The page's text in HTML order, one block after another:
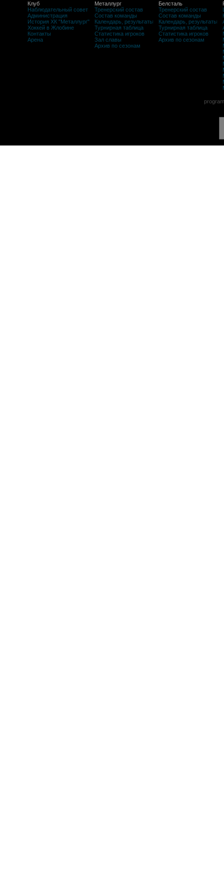
Клуб
Наблюдательный совет
Администрация
История ХК "Металлург"
Хоккей в Жлобине
Контакты
Арена
Металлург
Тренерский состав
Состав команды
Календарь, результаты
Турнирная таблица
Статистика игроков
Зал славы
Архив по сезонам
Белсталь
Тренерский состав
Состав команды
Календарь, результаты
Турнирная таблица
Статистика игроков
Архив по сезонам